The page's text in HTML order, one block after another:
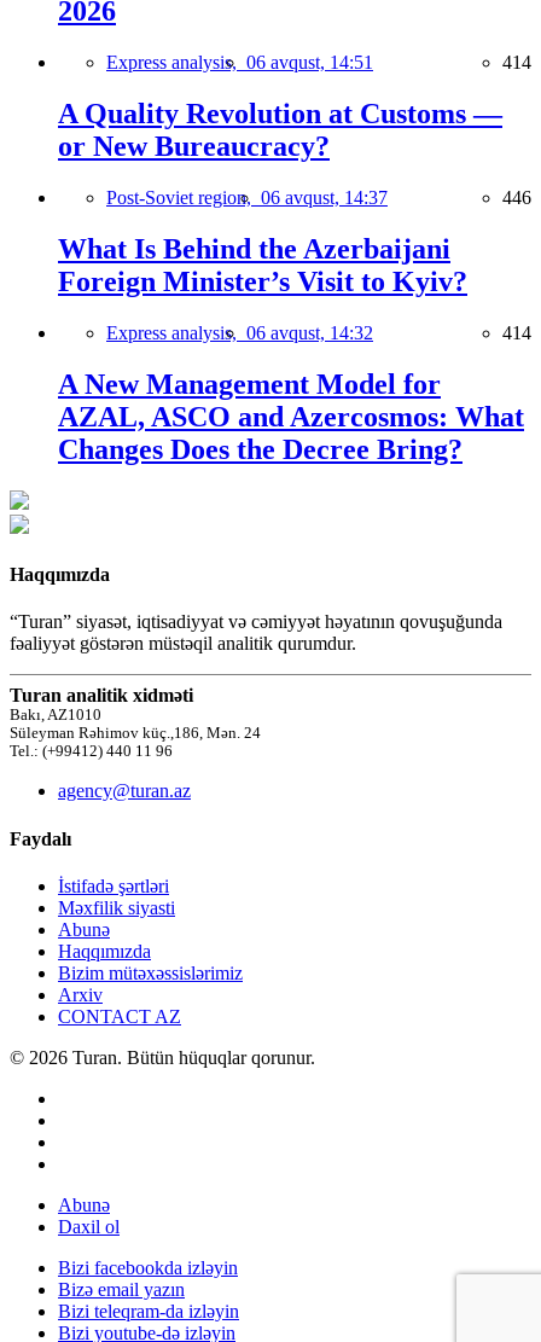
2026
Express analysis, 06 avqust, 14:51 414
A Quality Revolution at Customs —
or New Bureaucracy?
Post-Soviet region, 06 avqust, 14:37 446
What Is Behind the Azerbaijani
Foreign Minister’s Visit to Kyiv?
Express analysis, 06 avqust, 14:32 414
A New Management Model for
AZAL, ASCO and Azercosmos: What
Changes Does the Decree Bring?
Haqqımızda
“Turan” siyasət, iqtisadiyyat və cəmiyyət həyatının qovuşuğunda
fəaliyyət göstərən müstəqil analitik qurumdur.
Turan analitik xidməti
Bakı, AZ1010
Süleyman Rəhimov küç.,186, Mən. 24
Tel.: (+99412) 440 11 96
agency@turan.az
Faydalı
İstifadə şərtləri
Məxfilik siyasti
Abunə
Haqqımızda
Bizim mütəxəssislərimiz
Arxiv
CONTACT AZ
© 2026 Turan. Bütün hüquqlar qorunur.
Abunə
Daxil ol
Bizi facebookda izləyin
Bizə email yazın
Bizi teleqram-da izləyin
Bizi youtube-də izləyin